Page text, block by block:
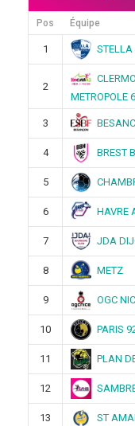
Pos Équipe
1 STELLA
2
METROPOLE
3
4 BREST
5
6 HAVRE
7 JDA
8 METZ
9 OGC
10 PARIS
11 PLAN
12
13 ST